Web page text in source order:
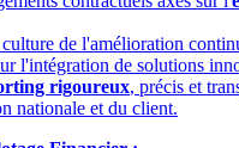
de l'amélioration
l'intégration de solutions
rigoureux, précis et
nationale et du client.